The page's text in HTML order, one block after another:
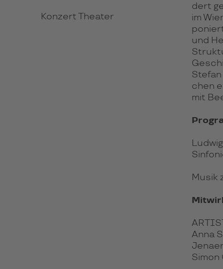
Konzert Theater
dert
im
und
chen
mit
Musik
Anna
Simon